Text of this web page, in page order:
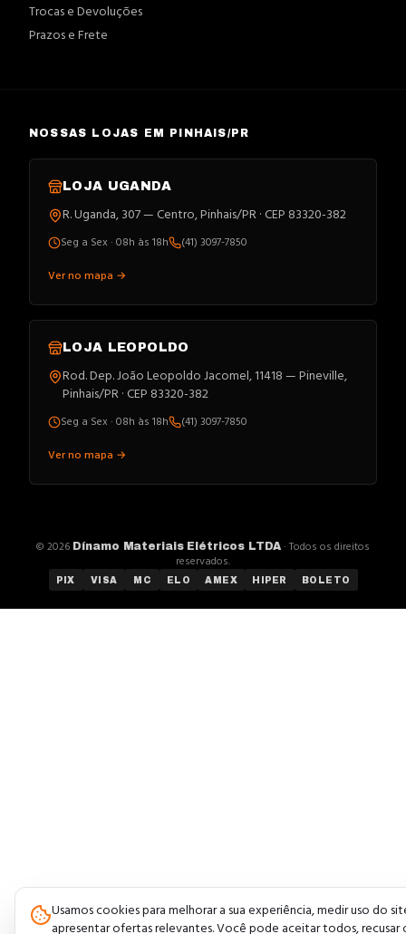
Trocas e Devoluções
Prazos e Frete
NOSSAS LOJAS EM PINHAIS/PR
LOJA UGANDA
R. Uganda, 307 — Centro, Pinhais/PR · CEP 83320-382
Seg a Sex · 08h às 18h
(41) 3097-7850
Ver no mapa →
LOJA LEOPOLDO
Rod. Dep. João Leopoldo Jacomel, 11418 — Pineville,
Pinhais/PR · CEP 83320-382
Seg a Sex · 08h às 18h
(41) 3097-7850
Ver no mapa →
©2026 Dínamo Materiais Elétricos LTDA· Todos os direitos
reservados.
PIX VISA MC ELO AMEX HIPER BOLETO
Usamos cookies para melhorar a sua experiência, medir uso do
apresentar ofertas relevantes. Você pode aceitar todos, recusar